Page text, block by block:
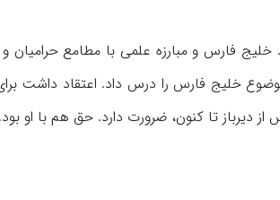
خلیج فارس را درس داد. اعتقاد داشت
دیرباز تا کنون، ضرورت دارد. حق هم با او بود.